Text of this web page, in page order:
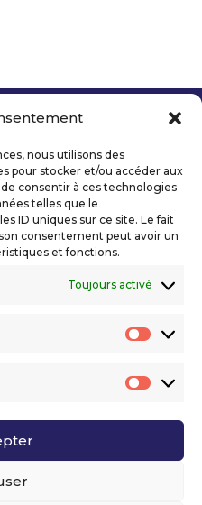
nous utilisons des
pour stocker et/ou accéder aux
consentir à ces technologies
telles que le
ID uniques sur ce site. Le fait
consentement peut avoir un
et fonctions.
Toujours activé
numérique